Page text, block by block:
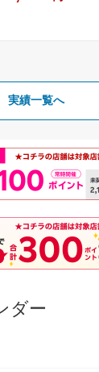
実績一覧へ
ダー